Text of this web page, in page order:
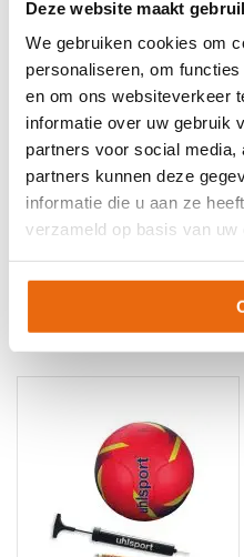
Deze website maakt
We gebruiken cookies om
personaliseren, om
en om ons websiteverkeer
informatie over uw gebruik
partners voor social
partners kunnen deze
informatie die u aan ze
verzameld op basis van
EAN code
8720989800782
8720989800799
8720989800805
8720989800812
8720989800829
Let op!Houd rekening met 1-
voor bedrukte artikelen.
Bedrukte artikelen kunnen
Artikelnummer:JAKOROOD
keeperskleding,
Keeperskleding ,Keeperstenue
Keeperstenue
Gerelateerde